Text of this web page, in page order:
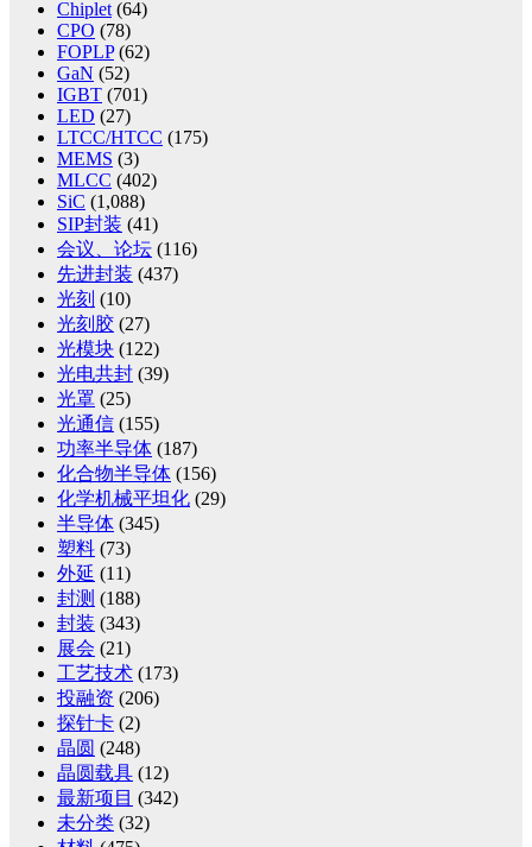
Chiplet (64)
CPO (78)
FOPLP(62)
GaN (52)
IGBT (701)
LED (27)
LTCC/HTCC (175)
MEMS (3)
MLCC (402)
SiC (1,088)
SIP封装 (41)
会议、论坛 (116)
先进封装 (437)
光刻 (10)
光刻胶 (27)
光模块 (122)
光电共封 (39)
光罩 (25)
光通信 (155)
功率半导体 (187)
化合物半导体 (156)
化学机械平坦化 (29)
半导体 (345)
塑料 (73)
外延 (11)
封测 (188)
封装 (343)
展会 (21)
工艺技术 (173)
投融资 (206)
探针卡 (2)
晶圆 (248)
晶圆载具 (12)
最新项目 (342)
未分类 (32)